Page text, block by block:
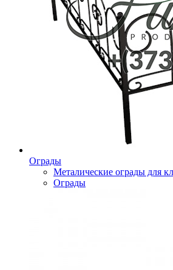
Ограды
Металические ограды для
Ограды